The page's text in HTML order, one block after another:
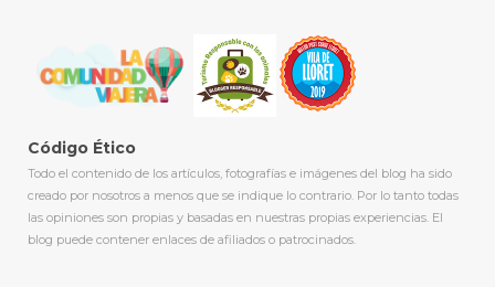
Código Ético
Todo el contenido de los artículos, fotografías e imágenes del blog ha sido
creado por nosotros a menos que se indique lo contrario. Por lo tanto todas
las opiniones son propias y basadas en nuestras propias experiencias. El
blog puede contener enlaces de afiliados o patrocinados.